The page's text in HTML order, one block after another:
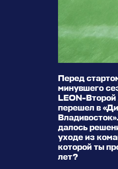
Перед
минувшего
LEON-Второй
перешел в
далось
уходе из
которой ты
лет?